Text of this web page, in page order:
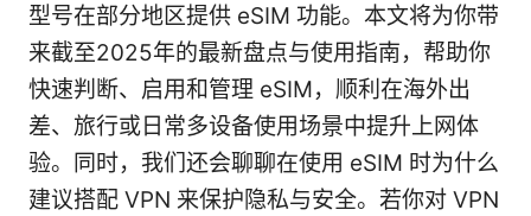
型号在部分地区提供 eSIM 功能。本文将为你带
来截至2025年的最新盘点与使用指南，帮助你
快速判断、启用和管理 eSIM，顺利在海外出
差、旅行或日常多设备使用场景中提升上网体
验。同时，我们还会聊聊在使用 eSIM 时为什么
建议搭配 VPN 来保护隐私与安全。若你对 VPN